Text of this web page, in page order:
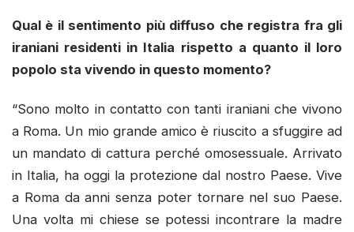
Qual è il sentimento più diffuso che registra fra gli
iraniani residenti in Italia rispetto a quanto il loro
popolo sta vivendo in questo momento?
“Sono molto in contatto con tanti iraniani che vivono
a Roma. Un mio grande amico è riuscito a sfuggire ad
un mandato di cattura perché omosessuale. Arrivato
in Italia, ha oggi la protezione dal nostro Paese. Vive
a Roma da anni senza poter tornare nel suo Paese.
Una volta mi chiese se potessi incontrare la madre